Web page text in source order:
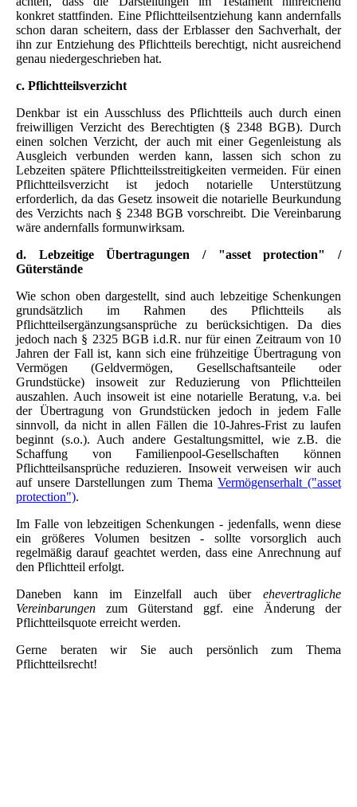
konkret stattfinden. Eine Pflichtteilsentziehung kann andernfalls
schon daran scheitern, dass der Erblasser den Sachverhalt, der
ihn zur Entziehung des Pflichtteils berechtigt, nicht ausreichend
genau niedergeschrieben hat.
c. Pflichtteilsverzicht
Denkbar ist ein Ausschluss des Pflichtteils auch durch einen
freiwilligen Verzicht des Berechtigten (§ 2348 BGB). Durch
einen solchen Verzicht, der auch mit einer Gegenleistung als
Ausgleich verbunden werden kann, lassen sich schon zu
Lebzeiten spätere Pflichtteilsstreitigkeiten vermeiden. Für einen
Pflichtteilsverzicht ist jedoch notarielle Unterstützung
erforderlich, da das Gesetz insoweit die notarielle Beurkundung
des Verzichts nach § 2348 BGB vorschreibt. Die Vereinbarung
wäre andernfalls formunwirksam.
d. Lebzeitige Übertragungen / "asset protection" /
Güterstände
Wie schon oben dargestellt, sind auch lebzeitige Schenkungen
grundsätzlich im Rahmen des Pflichtteils als
Pflichtteilsergänzungsansprüche zu berücksichtigen. Da dies
jedoch nach § 2325 BGB i.d.R. nur für einen Zeitraum von 10
Jahren der Fall ist, kann sich eine frühzeitige Übertragung von
Vermögen (Geldvermögen, Gesellschaftsanteile oder
Grundstücke) insoweit zur Reduzierung von Pflichtteilen
auszahlen. Auch insoweit ist eine notarielle Beratung, v.a. bei
der Übertragung von Grundstücken jedoch in jedem Falle
sinnvoll, da nicht in allen Fällen die 10-Jahres-Frist zu laufen
beginnt (s.o.). Auch andere Gestaltungsmittel, wie z.B. die
Schaffung von Familienpool-Gesellschaften können
Pflichtteilsansprüche reduzieren. Insoweit verweisen wir auch
auf unsere Darstellungen zum ThemaVermögenserhalt ("asset
protection").
Im Falle von lebzeitigen Schenkungen - jedenfalls, wenn diese
ein größeres Volumen besitzen - sollte vorsorglich auch
regelmäßig darauf geachtet werden, dass eine Anrechnung auf
den Pflichtteil erfolgt.
Daneben kann im Einzelfall auch über ehevertragliche
Vereinbarungen zum Güterstand ggf. eine Änderung der
Pflichtteilsquote erreicht werden.
Gerne beraten wir Sie auch persönlich zum Thema
Pflichtteilsrecht!